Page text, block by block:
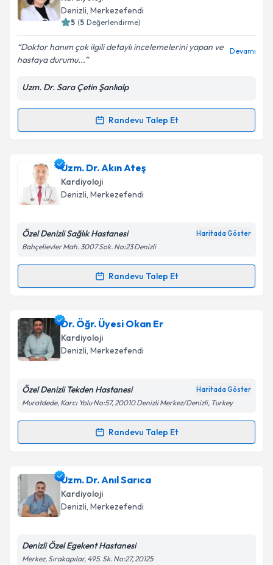
Denizli, Merkezefendi
5 (5 Değerlendirme)
Doktor hanım çok ilgili detaylı incelemelerini yapan ve
hastaya durumu...
Devamı
Uzm. Dr. Sara Çetin Şanlıalp
Randevu Talep Et
Randevu Takvimi Talebi
Uzm. Dr. Sara Çetin Şanlıalp
talebi oluşturun. Size bu uzmandan randevu almanız
için bir takvim hazırlandığında e-posta ile
bilgilendireceğiz.
Kişisel verilerimin işlenmesine ilişkinAydınlatma
kapsamda işlenmesini kabul ediyorum.
Takvim Talebini Gönder
Uzm. Dr. Akın Ateş
Kardiyoloji
Denizli, Merkezefendi
Özel Denizli Sağlık Hastanesi Haritada Göster
Bahçelievler Mah. 3007 Sok. No:23 Denizli
Randevu Talep Et
Randevu Takvimi Talebi
Uzm. Dr. Akın Ateşiçin randevu takvimi talebi
oluşturun. Size bu uzmandan randevu almanız için bir
takvim hazırlandığında e-posta ile bilgilendireceğiz.
Kişisel verilerimin işlenmesine ilişkin
Metni'ni okudum ve kişisel verilerimin belirtilen
Takvim Talebini Gönder
Dr. Öğr. Üyesi Okan Er
Kardiyoloji
Denizli, Merkezefendi
Özel Denizli Tekden Hastanesi Haritada Göster
Muratdede, Karcı Yolu No:57, 20010 Denizli Merkez/Denizli, Turkey
Randevu Talep Et
Randevu Takvimi Talebi
Dr. Öğr. Üyesi Okan Eriçin randevu takvimi talebi
oluşturun. Size bu uzmandan randevu almanız için bir
takvim hazırlandığında e-posta ile bilgilendireceğiz.
Uzm. Dr. Anıl Sarıca
Kardiyoloji
Denizli, Merkezefendi
Denizli Özel Egekent Hastanesi
Merkez, Sırakapılar, 495. Sk. No:27, 20125